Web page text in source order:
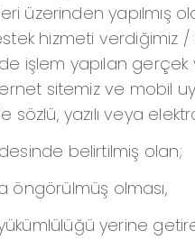
üzerinden yapılmış
hizmeti verdiğimiz /
işlem yapılan
sitemiz ve mobil
sözlü, yazılı veya
belirtilmiş olan;
öngörülmüş olması,
yerine